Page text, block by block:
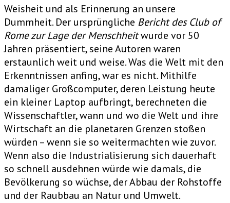
Weisheit und als Erinnerung an unsere
Dummheit. Der ursprüngliche Bericht des Club of
Rome zur Lage der Menschheitwurde vor 50
Jahren präsentiert, seine Autoren waren
erstaunlich weit und weise. Was die Welt mit den
Erkenntnissen anfing, war es nicht. Mithilfe
damaliger Großcomputer, deren Leistung heute
ein kleiner Laptop aufbringt, berechneten die
Wissenschaftler, wann und wo die Welt und ihre
Wirtschaft an die planetaren Grenzen stoßen
würden – wenn sie so weitermachten wie zuvor.
Wenn also die Industrialisierung sich dauerhaft
so schnell ausdehnen würde wie damals, die
Bevölkerung so wüchse, der Abbau der Rohstoffe
und der Raubbau an Natur und Umwelt.